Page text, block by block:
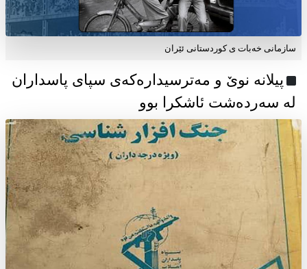
سازمانی خەبات ی كوردستانی ئێران
پیلانە نوێ و مەترسیدارەکەی سپای پاسداران
لە سەردەشت ئاشکرا بوو